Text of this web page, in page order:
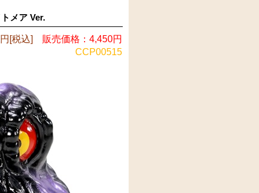
メア Ver.
[税込] 販売価格：4,450円
CCP00515